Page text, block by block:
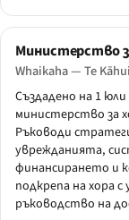
Министерство
Whaikaha — Te
Създадено на 1
министерство за
Ръководи
уврежданията,
финансирането и
подкрепа на хора
ръководство на